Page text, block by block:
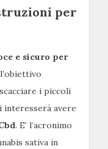
per
e sicuro per
i piccoli
avere
. E’ l’acronimo
sativa in